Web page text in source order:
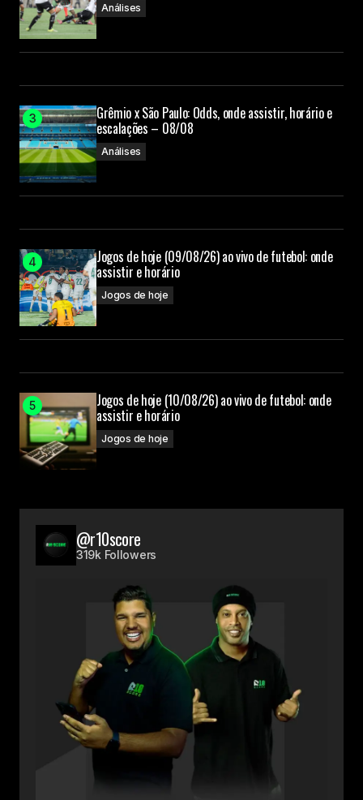
Análises
Grêmio x São Paulo: Odds, onde assistir, horário e
escalações – 08/08
Análises
Jogos de hoje (09/08/26) ao vivo de futebol: onde
assistir e horário
Jogos de hoje
Jogos de hoje (10/08/26) ao vivo de futebol: onde
assistir e horário
Jogos de hoje
@r10score
319k Followers